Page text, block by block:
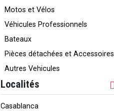
Motos et Vélos
Véhicules Professionnels
Bateaux
Pièces détachées et Accessoires
Autres Vehicules
Localités
Casablanca